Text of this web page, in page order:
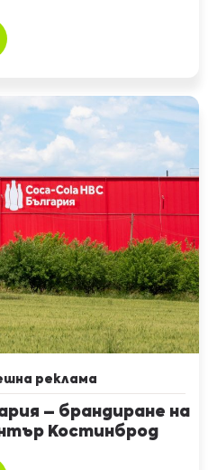
реклама
– брандиране на
Костинброд